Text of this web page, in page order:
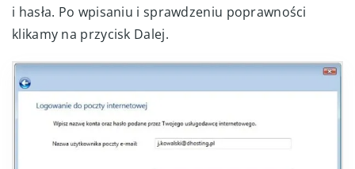
i hasła. Po wpisaniu i sprawdzeniu poprawności
klikamy na przycisk Dalej.